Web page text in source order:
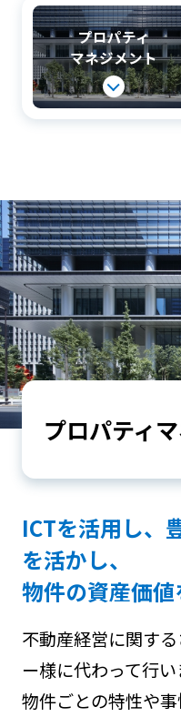
プロパティ
マネジメント
プロパティ
ICTを活用し、
を活かし、
物件の資産価値
不動産経営に関す
ー様に代わって行い
物件ごとの特性や事